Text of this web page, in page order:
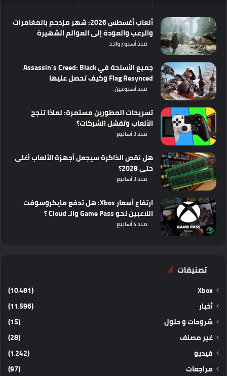
ألعاب أغسطس 2026: شهر مزدحم بالمغامرات
والرعب والعودة إلى العوالم الشهيرة
منذ أسبوع واحد
جميع الأسلحة في Assassin’s Creed: Black
Flag Resynced وكيف تحصل عليها
منذ أسبوعين
تسريحات المطورين مستمرة: لماذا تنجح
الألعاب وتفشل الشركات؟
منذ 3 أسابيع
هل نقص الذاكرة سيجعل أجهزة الألعاب أغلى
حتى 2028؟
منذ 3 أسابيع
ارتفاع أسعار Xbox: هل تدفع مايكروسوفت
اللاعبين نحو Game Pass والـ Cloud ؟
منذ 4 أسابيع
تصنيفات
Xbox
(10٬481)
أخبار
(11٬596)
شروحات و حلول
(15)
غير مصنف
(28)
فيديو
(1٬242)
مراجعات
(97)